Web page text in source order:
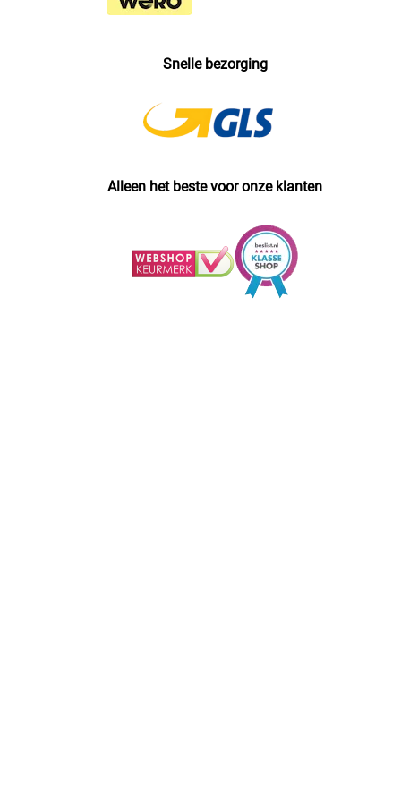
Snelle bezorging
Alleen het beste voor onze klanten